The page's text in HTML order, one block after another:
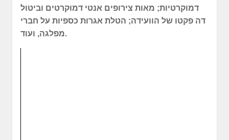
דמוקרטיות; מאות צירופים אנטי דמוקרטים וביטול
דה פקטו של הוועידה; הטלת אגרות כספיות על חברי
מפלגה, ועוד.